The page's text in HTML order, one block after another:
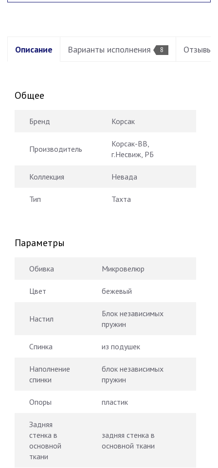
Описание Варианты исполнения 8 Отзывы
Общее
Бренд Корсак
Производитель
Корсак-ВВ,
г.Несвиж, РБ
Коллекция Невада
Тип Тахта
Параметры
Обивка Микровелюр
Цвет бежевый
Настил
Блок независимых
пружин
Спинка из подушек
Наполнение
спинки
блок независимых
пружин
Опоры пластик
Задняя
стенка в
основной
ткани
задняя стенка в
основной ткани